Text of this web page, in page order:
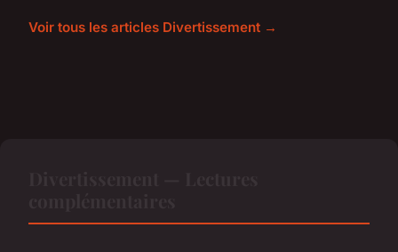
Voir tous les articles Divertissement →